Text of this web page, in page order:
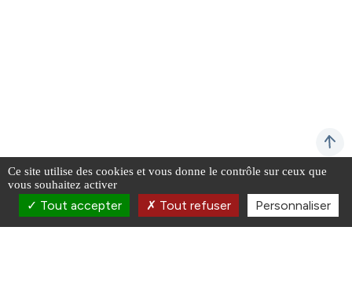
La Pimpine
Ce site utilise des cookies et vous donne le contrôle sur ceux que
vous souhaitez activer
Tout accepter Tout refuser Personnaliser